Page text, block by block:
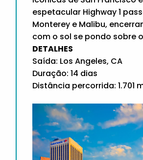
espetacular Highway 1
Monterey e Malibu,
com o sol se pondo sobre
DETALHES
Saída: Los Angeles, CA
Duração: 14 dias
Distância percorrida: 1.701